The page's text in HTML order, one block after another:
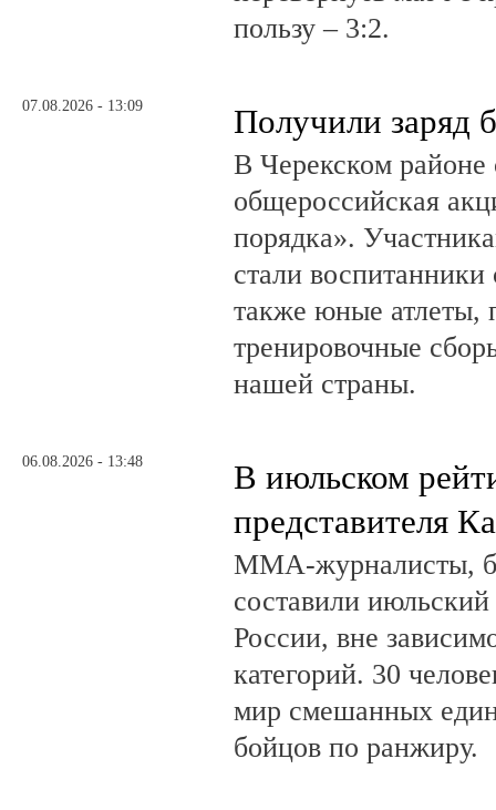
пользу – 3:2.
07.08.2026 - 13:09 Получили заряд
В Черекском районе
общероссийская
порядка».
стали
также юные атлеты,
тренировочные
нашей страны.
06.08.2026 - 13:48
В июльском
представителя
ММА-журналисты,
составили
России, вне
категорий. 30
мир смешанных
бойцов по ранжиру.